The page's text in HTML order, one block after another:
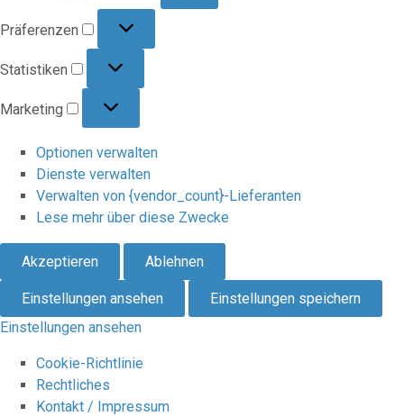
Präferenzen
Statistiken
Marketing
Optionen verwalten
Dienste verwalten
Verwalten von {vendor_count}-Lieferanten
Lese mehr über diese Zwecke
Akzeptieren Ablehnen
Einstellungen ansehen
Einstellungen speichern
Einstellungen ansehen
Cookie-Richtlinie
Rechtliches
Kontakt / Impressum